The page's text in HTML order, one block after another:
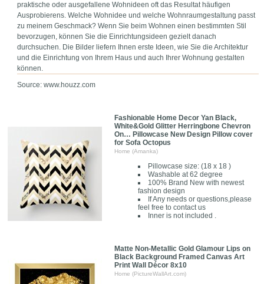
praktische oder ausgefallene Wohnideen oft das Resultat häufigen
Ausprobierens. Welche Wohnidee und welche Wohnraumgestaltung passt
zu meinem Geschmack? Wenn Sie beim Wohnen einen bestimmten Stil
bevorzugen, können Sie die Einrichtungsideen gezielt danach
durchsuchen. Die Bilder liefern Ihnen erste Ideen, wie Sie die Architektur
und die Einrichtung von Ihrem Haus und auch Ihrer Wohnung gestalten
können.
Source: www.houzz.com
Fashionable Home Decor Yan Black,
White&Gold Glitter Herringbone Chevron
On… Pillowcase New Design Pillow cover
for Sofa Octopus
Home (Amanka)
Pillowcase size: (18 x 18 )
Washable at 62 degree
100% Brand New with newest
fashion design
If Any needs or questions,please
feel free to contact us
Inner is not included .
Matte Non-Metallic Gold Glamour Lips on
Black Background Framed Canvas Art
Print Wall Décor 8x10
Home (PictureWallArt.com)